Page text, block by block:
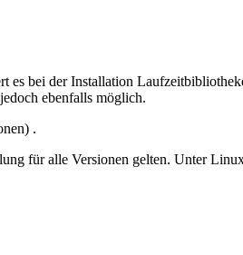
bei der Installation
ebenfalls möglich.
.
für alle Versionen gelten. Unter